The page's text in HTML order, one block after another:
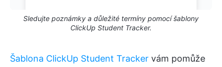
Sledujte poznámky a důležité termíny pomocí šablony
ClickUp Student Tracker.
Šablona ClickUp Student Tracker vám pomůže